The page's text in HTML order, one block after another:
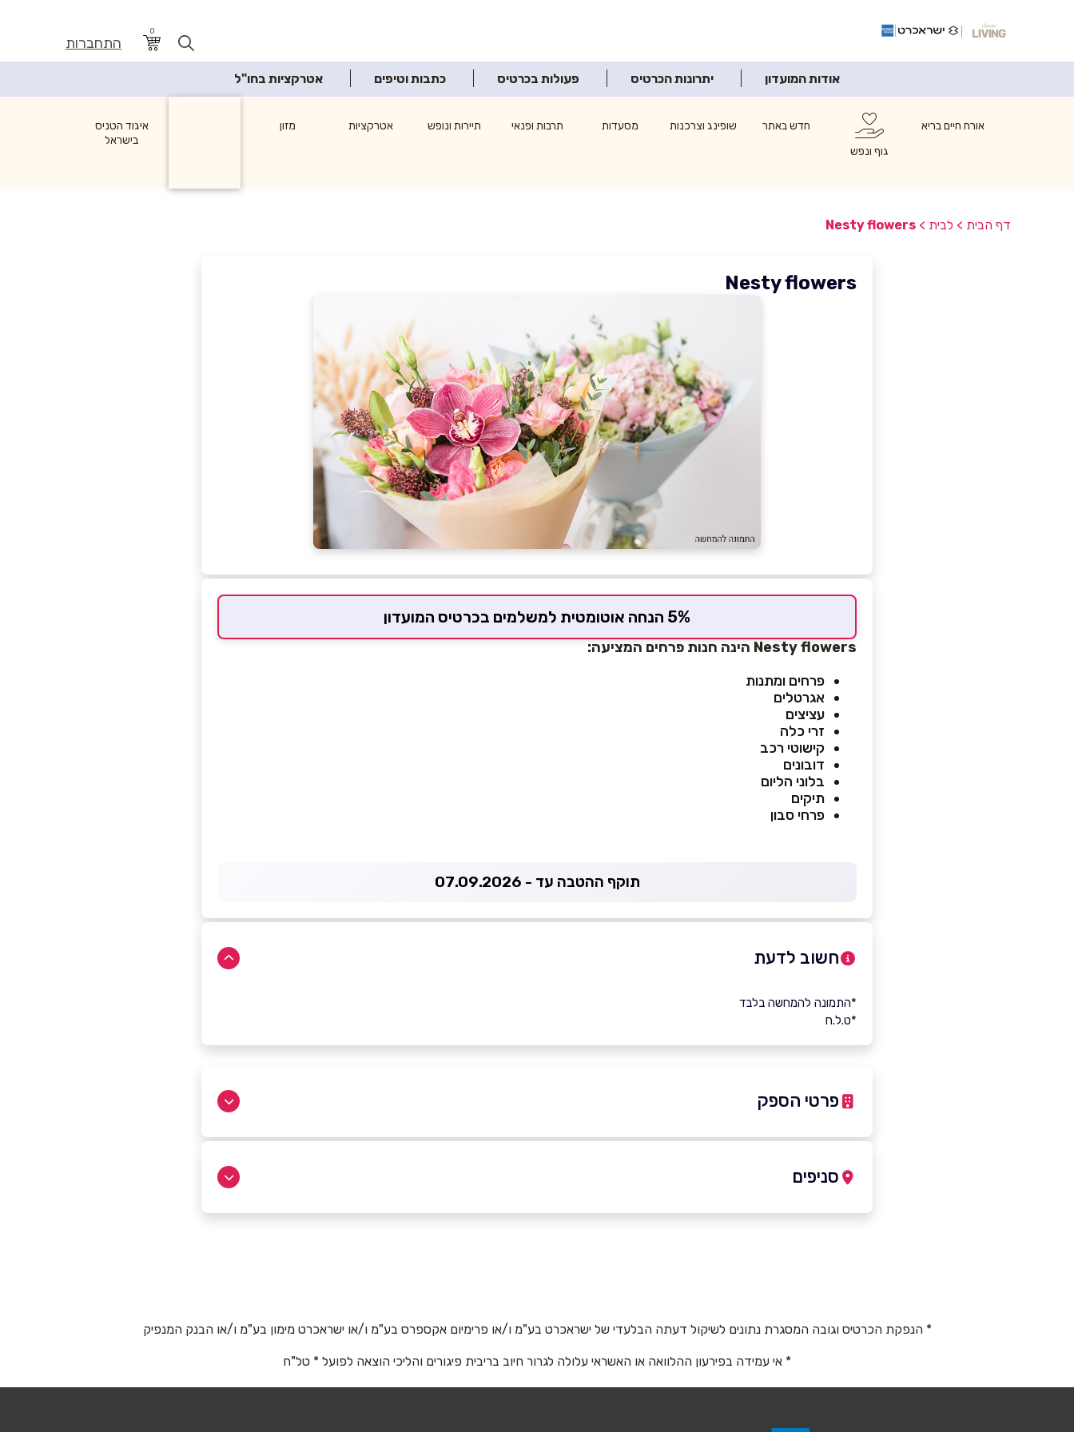
0
התחברות
אודות המועדון יתרונות הכרטיס פעולות בכרטיס כתבות וטיפים אטרקציות בחו"ל
אורח חיים בריא
גוף ונפש
חדש באתר שופינג וצרכנות מסעדות תרבות ופנאי תיירות ונופש אטרקציות
מזון
איגוד הטניס
בישראל
דף הבית > לבית >
Nesty flowers
Nesty flowers
5% הנחה אוטומטית למשלמים בכרטיס המועדון
Nesty flowers הינה חנות פרחים המציעה:
פרחים ומתנות
אגרטלים
עציצים
זרי כלה
קישוטי רכב
דובונים
בלוני הליום
תיקים
פרחי סבון
תוקף ההטבה עד - 07.09.2026
חשוב לדעת
*התמונה להמחשה בלבד
*ט.ל.ח
פרטי הספק
בפייסבוק
אימייל
סניפים
* הנפקת הכרטיס וגובה המסגרת נתונים לשיקול דעתה הבלעדי של ישראכרט בע"מ ו/או פרימיום אקספרס בע"מ ו/או ישראכרט מימון בע"מ ו/או הבנק המנפיק
* אי עמידה בפירעון ההלוואה או האשראי עלולה לגרור חיוב בריבית פיגורים והליכי הוצאה לפועל * טל"ח